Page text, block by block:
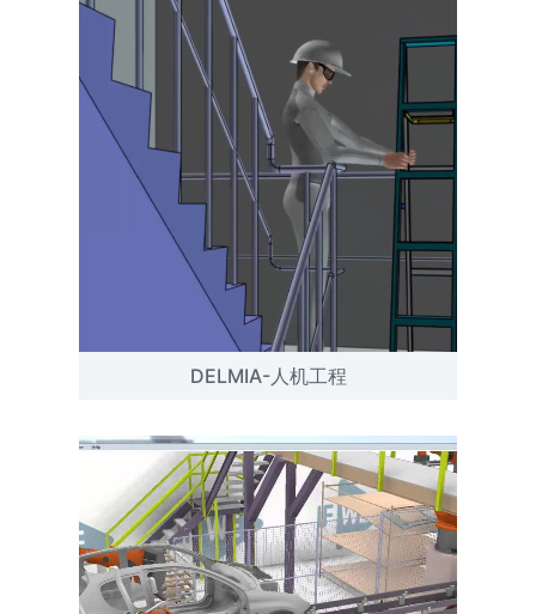
DELMIA-人机工程